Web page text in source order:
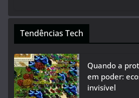
Tendências Tech
Quando a
em poder:
invisível